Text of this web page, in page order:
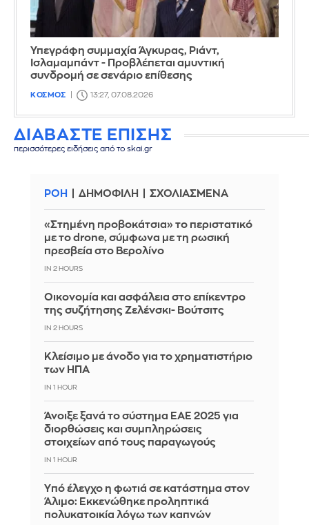
Υπεγράφη συμμαχία Άγκυρας, Ριάντ,
Ισλαμαμπάντ - Προβλέπεται αμυντική
συνδρομή σε σενάριο επίθεσης
ΚΟΣΜΟΣ 13:27, 07.08.2026
ΔΙΑΒΑΣΤΕ ΕΠΙΣΗΣ
περισσότερες ειδήσεις από το skai.gr
ΡΟΗ ΔΗΜΟΦΙΛΗ ΣΧΟΛΙΑΣΜΕΝΑ
«Στημένη προβοκάτσια» το περιστατικό
με το drone, σύμφωνα με τη ρωσική
πρεσβεία στο Βερολίνο
IN 2 HOURS
Οικονομία και ασφάλεια στο επίκεντρο
της συζήτησης Ζελένσκι- Βούτσιτς
IN 2 HOURS
Κλείσιμο με άνοδο για το χρηματιστήριο
των ΗΠΑ
IN 1 HOUR
Άνοιξε ξανά το σύστημα ΕΑΕ 2025 για
διορθώσεις και συμπληρώσεις
στοιχείων από τους παραγωγούς
IN 1 HOUR
Yπό έλεγχο η φωτιά σε κατάστημα στον
Άλιμο: Εκκενώθηκε προληπτικά
πολυκατοικία λόγω των καπνών